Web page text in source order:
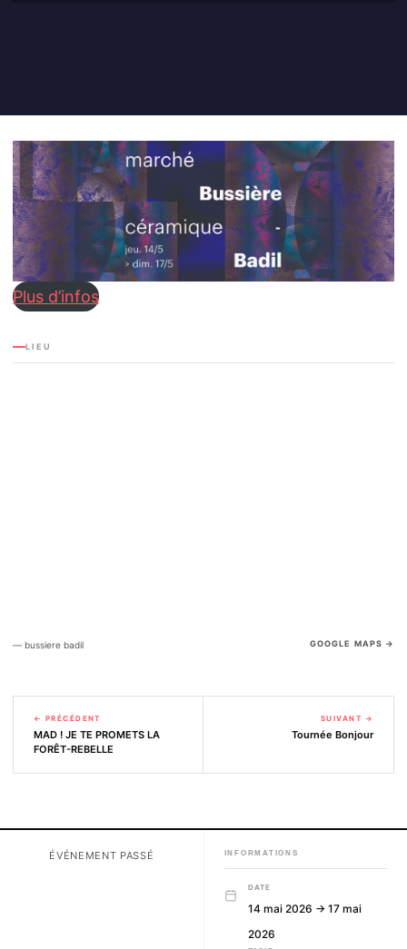
Plus d’infos
LIEU
— bussiere badil GOOGLE MAPS →
← PRÉCÉDENT
MAD ! JE TE PROMETS LA
FORÊT-REBELLE
SUIVANT →
Tournée Bonjour
ÉVÉNEMENT PASSÉ INFORMATIONS
DATE
14 mai 2026 → 17 mai
2026